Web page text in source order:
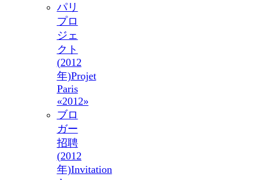
パリ
プロ
ジェ
クト
(2012
年)Projet
Paris
«2012»
ブロ
ガー
招聘
(2012
年)Invitation